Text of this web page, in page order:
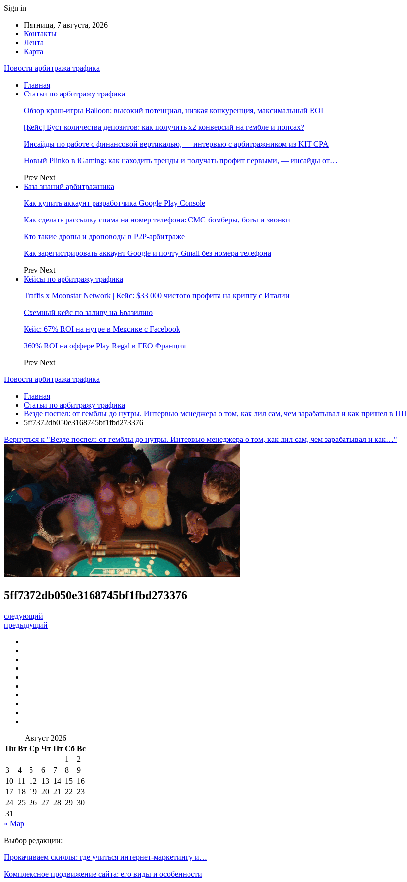
Sign in
Пятница, 7 августа, 2026
Контакты
Лента
Карта
Новости арбитража трафика
Главная
Статьи по арбитражу трафика
Обзор краш-игры Balloon: высокий потенциал, низкая конкуренция, максимальный ROI
[Кейс] Буст количества депозитов: как получить х2 конверсий на гембле и попсах?
Инсайды по работе с финансовой вертикалью, — интервью с арбитражником из KIT CPA
Новый Plinko в iGaming: как находить тренды и получать профит первыми, — инсайды от…
Prev Next
База знаний арбитражника
Как купить аккаунт разработчика Google Play Console
Как сделать рассылку спама на номер телефона: СМС-бомберы, боты и звонки
Кто такие дропы и дроповоды в P2P-арбитраже
Как зарегистрировать аккаунт Google и почту Gmail без номера телефона
Prev Next
Кейсы по арбитражу трафика
Traffis x Moonstar Network | Кейс: $33 000 чистого профита на крипту с Италии
Схемный кейс по заливу на Бразилию
Кейс: 67% ROI на нутре в Мексике с Facebook
360% ROI на оффере Play Regal в ГЕО Франция
Prev Next
Новости арбитража трафика
Главная
Статьи по арбитражу трафика
Везде поспел: от гемблы до нутры. Интервью менеджера о том, как лил сам, чем зарабатывал и как пришел в ПП
5ff7372db050e3168745bf1fbd273376
Вернуться к "Везде поспел: от гемблы до нутры. Интервью менеджера о том, как лил сам, чем зарабатывал и как…"
5ff7372db050e3168745bf1fbd273376
следующий
предыдущий
Август 2026
Пн Вт Ср Чт Пт Сб Вс
1
2
3
4 5 6 7 8
9
10 11 12 13 14 15 16
17 18 19 20 21 22 23
24 25 26 27 28 29 30
31
« Мар
Выбор редакции:
Прокачиваем скиллы: где учиться интернет-маркетингу и…
Комплексное продвижение сайта: его виды и особенности